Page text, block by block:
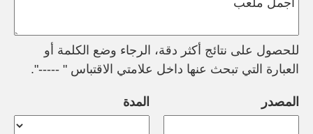
للحصول على نتائج أكثر دقة، الرجاء وضع الكلمة أو
العبارة التي تبحث عنها داخل علامتي الاقتباس " -----".
المصدر المدة